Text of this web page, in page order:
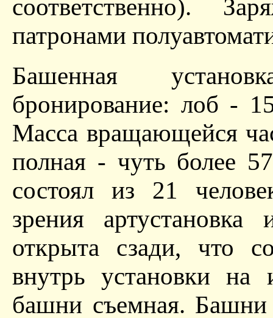
соответственно).
патронами
Башенная
бронирование: лоб -
Масса вращающейся
полная - чуть более
состоял из 21
зрения
открыта сзади, что
внутрь установки на
башни съемная. Башни